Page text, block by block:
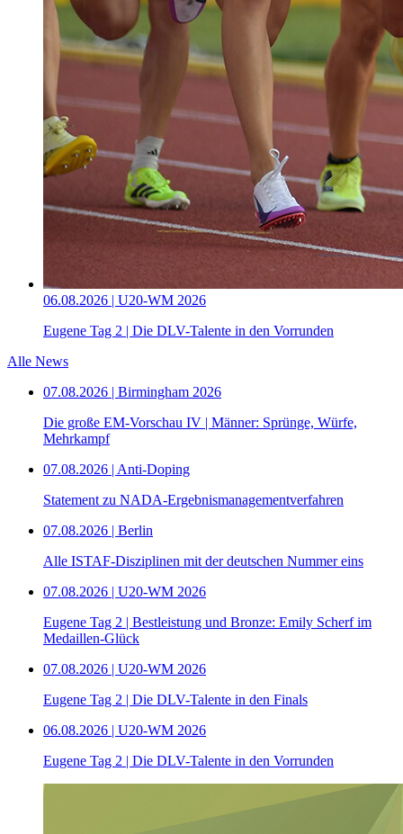
06.08.2026 | U20-WM 2026
Eugene Tag 2 | Die DLV-Talente in den Vorrunden
Alle News
07.08.2026 | Birmingham 2026
Die große EM-Vorschau IV | Männer: Sprünge, Würfe,
Mehrkampf
07.08.2026 | Anti-Doping
Statement zu NADA-Ergebnismanagementverfahren
07.08.2026 | Berlin
Alle ISTAF-Disziplinen mit der deutschen Nummer eins
07.08.2026 | U20-WM 2026
Eugene Tag 2 | Bestleistung und Bronze: Emily Scherf im
Medaillen-Glück
07.08.2026 | U20-WM 2026
Eugene Tag 2 | Die DLV-Talente in den Finals
06.08.2026 | U20-WM 2026
Eugene Tag 2 | Die DLV-Talente in den Vorrunden